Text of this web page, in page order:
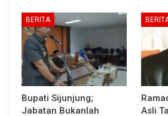
BERITA
Bupati Sijunjung;
Jabatan Bukanlah
Asli